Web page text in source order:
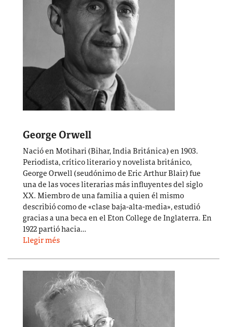
George Orwell
Nació en Motihari (Bihar, India Británica) en 1903.
Periodista, crítico literario y novelista británico,
George Orwell (seudónimo de Eric Arthur Blair) fue
una de las voces literarias más influyentes del siglo
XX. Miembro de una familia a quien él mismo
describió como de «clase baja-alta-media», estudió
gracias a una beca en el Eton College de Inglaterra. En
1922 partió hacia…
Llegir més